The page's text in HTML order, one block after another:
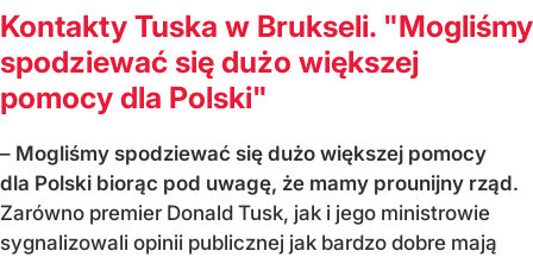
Kontakty Tuska w Brukseli. "Mogliśmy
spodziewać się dużo większej
pomocy dla Polski"
– Mogliśmy spodziewać się dużo większej pomocy
dla Polski biorąc pod uwagę, że mamy prounijny rząd.
Zarówno premier Donald Tusk, jak i jego ministrowie
sygnalizowali opinii publicznej jak bardzo dobre mają